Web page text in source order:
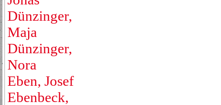
Dünzinger,
Maja
Dünzinger,
Nora
Eben, Josef
Ebenbeck,